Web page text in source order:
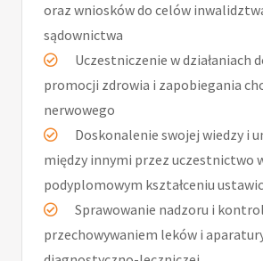
oraz wniosków do celów
sądownictwa
Uczestniczenie w działaniach
promocji zdrowia i zapobiegania
nerwowego
Doskonalenie swojej wiedzy i
między innymi przez uczestnictwo
podyplomowym kształceniu
Sprawowanie nadzoru i
przechowywaniem leków i